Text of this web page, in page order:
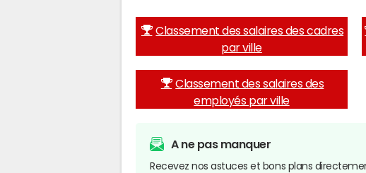
Classement des salaires des cadres
par ville
Classement des salaires des
employés par ville
A ne pas manquer
Recevez nos astuces et bons plans